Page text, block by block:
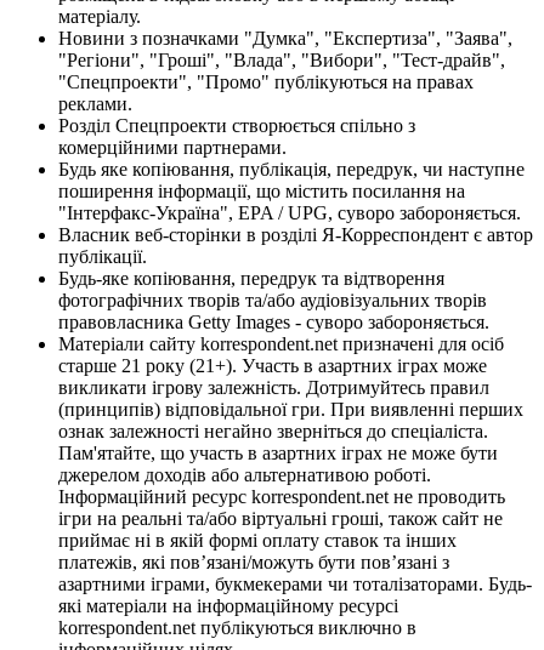
матеріалу.
Новини з позначками "Думка", "Експертиза", "Заява",
"Регіони", "Гроші", "Влада", "Вибори", "Тест-драйв",
"Спецпроекти", "Промо" публікуються на правах
реклами.
Розділ Спецпроекти створюється спільно з
комерційними партнерами.
Будь яке копіювання, публікація, передрук, чи наступне
поширення інформації, що містить посилання на
"Інтерфакс-Україна", EPA / UPG, суворо забороняється.
Власник веб-сторінки в розділі Я-Корреспондент є автор
публікації.
Будь-яке копіювання, передрук та відтворення
фотографічних творів та/або аудіовізуальних творів
правовласника Getty Images - суворо забороняється.
Матеріали сайту korrespondent.net призначені для осіб
старше 21 року (21+). Участь в азартних іграх може
викликати ігрову залежність. Дотримуйтесь правил
(принципів) відповідальної гри. При виявленні перших
ознак залежності негайно зверніться до спеціаліста.
Пам'ятайте, що участь в азартних іграх не може бути
джерелом доходів або альтернативою роботі.
Інформаційний ресурс korrespondent.net не проводить
ігри на реальні та/або віртуальні гроші, також сайт не
приймає ні в якій формі оплату ставок та інших
платежів, які пов’язані/можуть бути пов’язані з
азартними іграми, букмекерами чи тоталізаторами. Будь-
які матеріали на інформаційному ресурсі
korrespondent.net публікуються виключно в